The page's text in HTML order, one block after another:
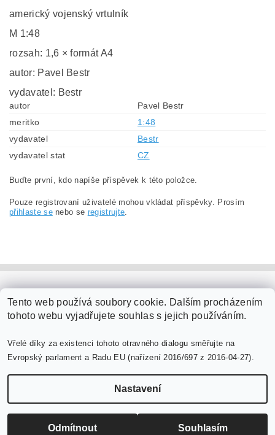
americký vojenský vrtulník
M 1:48
rozsah: 1,6 × formát A4
autor: Pavel Bestr
vydavatel: Bestr
autor
Pavel Bestr
meritko
1:48
vydavatel
Bestr
vydavatel stat
CZ
Buďte první, kdo napíše příspěvek k této položce.
Pouze registrovaní uživatelé mohou vkládat příspěvky. Prosím
přihlaste senebo se registrujte.
Vytvořil Shoptet
Tento web používá soubory cookie. Dalším procházením
tohoto webu vyjadřujete souhlas s jejich používáním.
Vřelé díky za existenci tohoto otravného dialogu směřujte na
Evropský parlament a Radu EU (nařízení 2016/697 z 2016-04-27).
Nastavení
Odmítnout Souhlasím